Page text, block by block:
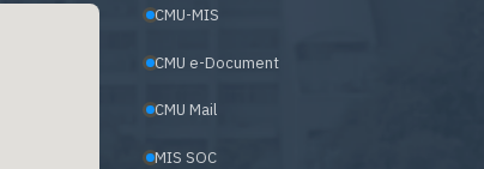
CMU-MIS
CMU e-Document
CMU Mail
MIS SOC